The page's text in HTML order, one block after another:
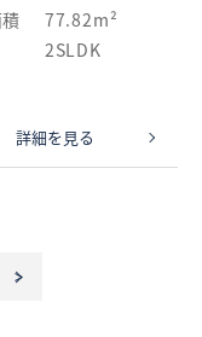
77.82m²
2SLDK
詳細を見る
>